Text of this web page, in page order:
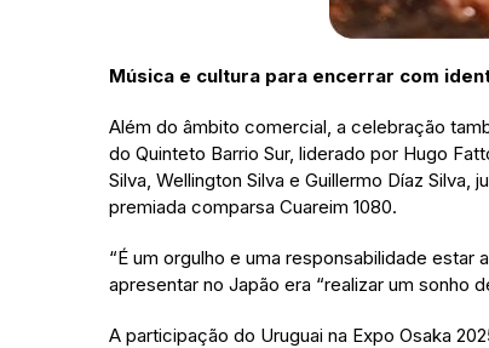
Música e cultura para encerrar com
Além do âmbito comercial, a celebração
do Quinteto Barrio Sur, liderado por Hugo
Silva, Wellington Silva e Guillermo Díaz
premiada comparsa Cuareim 1080.
“É um orgulho e uma responsabilidade
apresentar no Japão era “realizar um sonho
A participação do Uruguai na Expo Osaka